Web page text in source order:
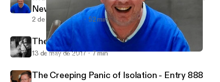
Makala Doulos Testimony: Apologetics As A New Creation
New Creation
2 de oct de 2018 52 min
The Incorrigible Old Man - Entry 890
13 de may de 2017 7 min
The Creeping Panic of Isolation - Entry 888